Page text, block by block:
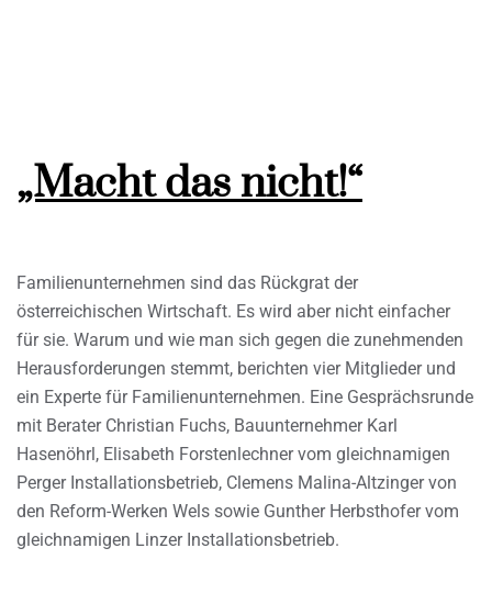
„Macht das nicht!“
Familienunternehmen sind das Rückgrat der
österreichischen Wirtschaft. Es wird aber nicht einfacher
für sie. Warum und wie man sich gegen die zunehmenden
Herausforderungen stemmt, berichten vier Mitglieder und
ein Experte für Familienunternehmen. Eine Gesprächsrunde
mit Berater Christian Fuchs, Bauunternehmer Karl
Hasenöhrl, Elisabeth Forstenlechner vom gleichnamigen
Perger Installationsbetrieb, Clemens Malina-Altzinger von
den Reform-Werken Wels sowie Gunther Herbsthofer vom
gleichnamigen Linzer Installationsbetrieb.